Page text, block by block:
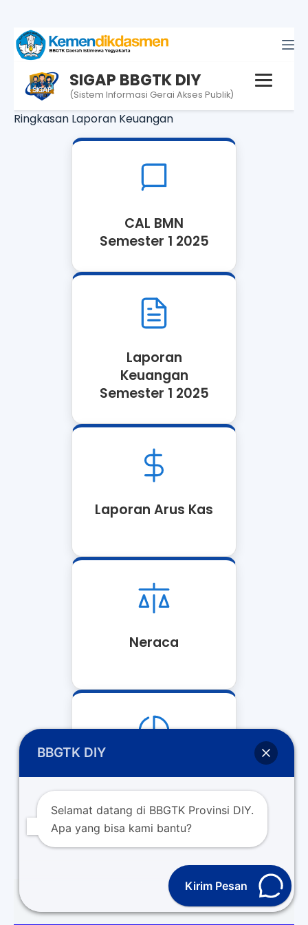
SIGAP BBGTK DIY
(Sistem Informasi Gerai Akses Publik)
Ringkasan Laporan Keuangan
CAL BMN
Semester 1 2025
Laporan
Keuangan
Semester 1 2025
Laporan Arus Kas
Neraca
Laporan Realisasi
Anggaran
BBGTK DIY
Selamat datang di BBGTK Provinsi DIY.
Apa yang bisa kami bantu?
Kirim Pesan